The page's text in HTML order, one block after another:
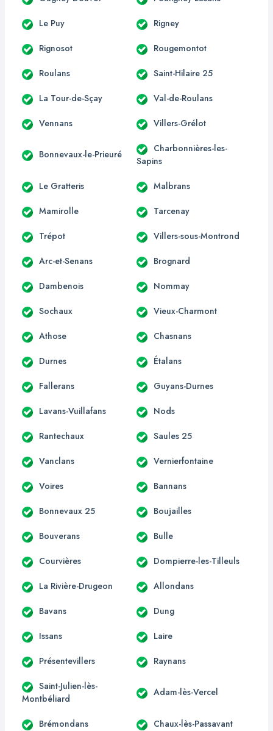
Le Puy Rigney
Rignosot Rougemontot
Roulans Saint-Hilaire 25
La Tour-de-Sçay Val-de-Roulans
Vennans Villers-Grélot
Bonnevaux-le-Prieuré
Charbonnières-les-
Sapins
Le Gratteris Malbrans
Mamirolle Tarcenay
Trépot Villers-sous-Montrond
Arc-et-Senans Brognard
Dambenois Nommay
Sochaux Vieux-Charmont
Athose Chasnans
Durnes Étalans
Fallerans Guyans-Durnes
Lavans-Vuillafans Nods
Rantechaux Saules 25
Vanclans Vernierfontaine
Voires Bannans
Bonnevaux 25 Boujailles
Bouverans Bulle
Courvières Dompierre-les-Tilleuls
La Rivière-Drugeon Allondans
Bavans Dung
Issans Laire
Présentevillers Raynans
Saint-Julien-lès-
Montbéliard
Adam-lès-Vercel
Brémondans Chaux-lès-Passavant